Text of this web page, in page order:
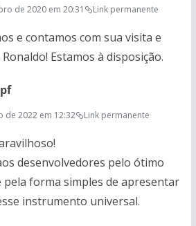
de 2020 em 20:31 Link permanente
e contamos com sua visita e
Estamos à disposição.
de 2022 em 12:32 Link permanente
desenvolvedores pelo ótimo
pela forma simples de apresentar
instrumento universal.